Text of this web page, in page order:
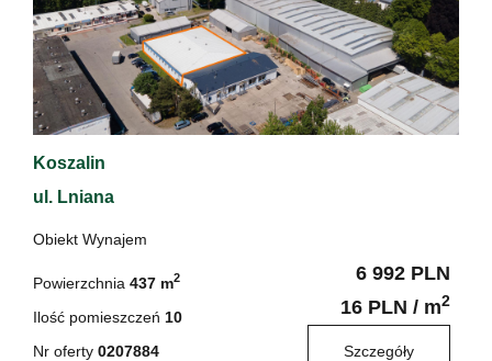
Koszalin
ul. Lniana
Obiekt Wynajem
Powierzchnia 437 m2
Ilość pomieszczeń 10
Nr oferty 0207884
6 992 PLN
16 PLN / m2
Szczegóły